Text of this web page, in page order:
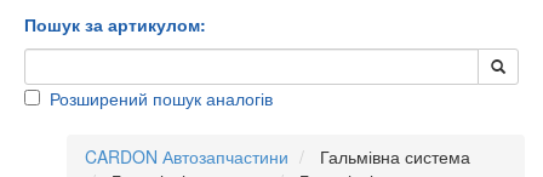
Пошук за артикулом:
Розширений пошук аналогів
CARDON Автозапчастини
Гальмівна система